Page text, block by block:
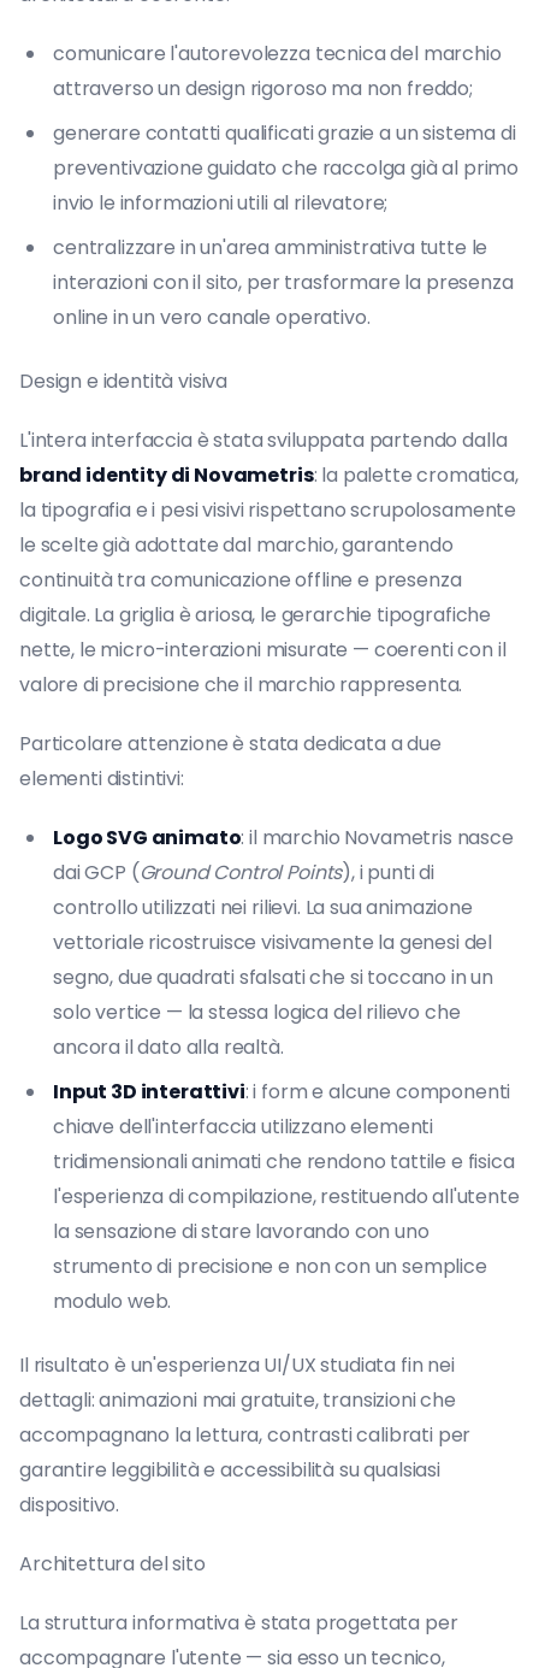
comunicare l'autorevolezza tecnica del marchio
attraverso un design rigoroso ma non freddo;
generare contatti qualificati grazie a un sistema di
preventivazione guidato che raccolga già al primo
invio le informazioni utili al rilevatore;
centralizzare in un'area amministrativa tutte le
interazioni con il sito, per trasformare la presenza
online in un vero canale operativo.
Design e identità visiva
L'intera interfaccia è stata sviluppata partendo dalla
brand identity di Novametris: la palette cromatica,
la tipografia e i pesi visivi rispettano scrupolosamente
le scelte già adottate dal marchio, garantendo
continuità tra comunicazione offline e presenza
digitale. La griglia è ariosa, le gerarchie tipografiche
nette, le micro-interazioni misurate — coerenti con il
valore di precisione che il marchio rappresenta.
Particolare attenzione è stata dedicata a due
elementi distintivi:
Logo SVG animato: il marchio Novametris nasce
dai GCP (Ground Control Points), i punti di
controllo utilizzati nei rilievi. La sua animazione
vettoriale ricostruisce visivamente la genesi del
segno, due quadrati sfalsati che si toccano in un
solo vertice — la stessa logica del rilievo che
ancora il dato alla realtà.
Input 3D interattivi: i form e alcune componenti
chiave dell'interfaccia utilizzano elementi
tridimensionali animati che rendono tattile e fisica
l'esperienza di compilazione, restituendo all'utente
la sensazione di stare lavorando con uno
strumento di precisione e non con un semplice
modulo web.
Il risultato è un'esperienza UI/UX studiata fin nei
dettagli: animazioni mai gratuite, transizioni che
accompagnano la lettura, contrasti calibrati per
garantire leggibilità e accessibilità su qualsiasi
dispositivo.
Architettura del sito
La struttura informativa è stata progettata per
accompagnare l'utente — sia esso un tecnico,